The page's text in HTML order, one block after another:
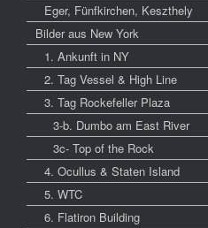
Eger, Fünfkirchen, Keszthely
Bilder aus New York
1. Ankunft in NY
2. Tag Vessel & High Line
3. Tag Rockefeller Plaza
3-b. Dumbo am East River
3c- Top of the Rock
4. Ocullus & Staten Island
5. WTC
6. Flatiron Building